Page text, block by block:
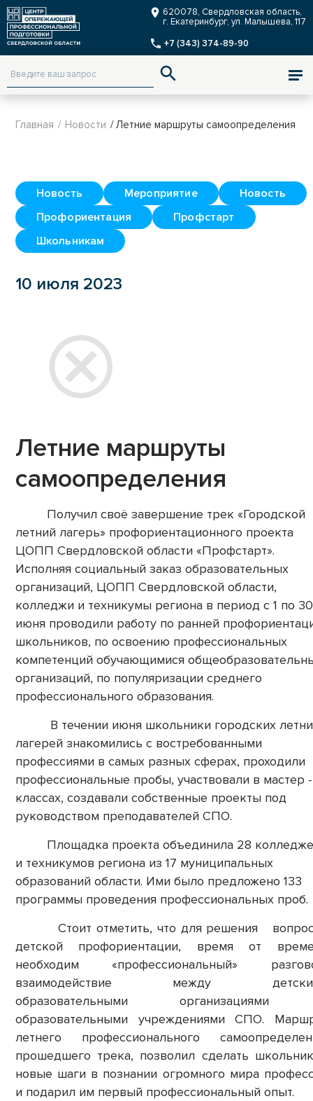
620078, Свердловская область,
г. Екатеринбург, ул. Малышева, 117
+7 (343) 374-89-90
ENG
Версия для слабовидящих
Главная / Новости / Летние маршруты самоопределения
Новость Мероприятие
Новость
Профориентация
Профстарт
Школьникам
10 июля 2023
Летние маршруты
самоопределения
Получил своё завершение трек «Городской
летний лагерь» профориентационного проекта
ЦОПП Свердловской области «Профстарт».
Исполняя социальный заказ образовательных
организаций, ЦОПП Свердловской области,
колледжи и техникумы региона в период с 1 по 30
июня проводили работу по ранней
школьников, по освоению профессиональных
компетенций обучающимися
организаций, по популяризации среднего
профессионального образования.
В течении июня школьники городских
лагерей знакомились с востребованными
профессиями в самых разных сферах, проходили
профессиональные пробы, участвовали в мастер -
классах, создавали собственные проекты под
руководством преподавателей СПО.
Площадка проекта объединила 28
и техникумов региона из 17 муниципальных
образований области. Ими было предложено 133
программы проведения профессиональных проб.
Стоит отметить, что для решения
детской профориентации, время от
необходим «профессиональный»
взаимодействие между
образовательными
образовательными учреждениями СПО.
летнего профессионального
прошедшего трека, позволил сделать
новые шаги в познании огромного мира
и подарил им первый профессиональный опыт.